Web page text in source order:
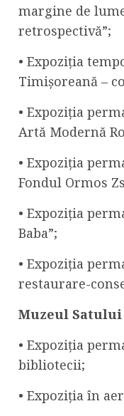
margine de
retrospectivă”;
• Expoziția
Timișoreană –
• Expoziția
Artă Modernă
• Expoziția
Fondul Ormos
• Expoziția
Baba”;
• Expoziția
restaurare-
Muzeul
• Expoziția
bibliotecii;
• Expoziția în